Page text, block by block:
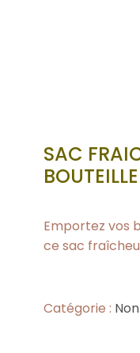
SAC
Emportez vos
ce sac
Catégorie :